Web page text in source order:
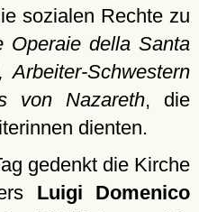
sozialen Rechte zu
Operaie della Santa
Schwestern
von Nazareth, die
dienten.
gedenkt die Kirche
Luigi Domenico